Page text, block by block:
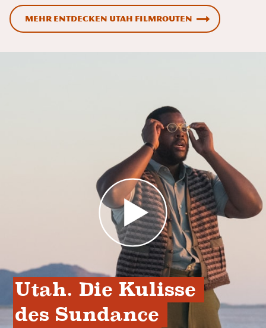
Mehr entdecken Utah Filmrouten
Utah. Die Kulisse
des Sundance